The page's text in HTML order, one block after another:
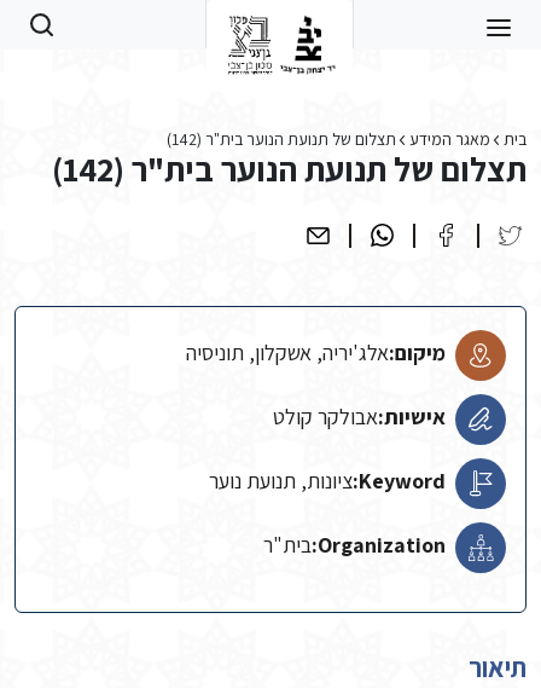
בית מאגר המידע תצלום של תנועת הנוער בית"ר (142)
תצלום של תנועת הנוער בית"ר (142)
מיקום:אלג'יריה, אשקלון, תוניסיה
אישיות:אבולקר קולט
Keyword: ציונות, תנועת נוער
Organization: בית"ר‬
תיאור